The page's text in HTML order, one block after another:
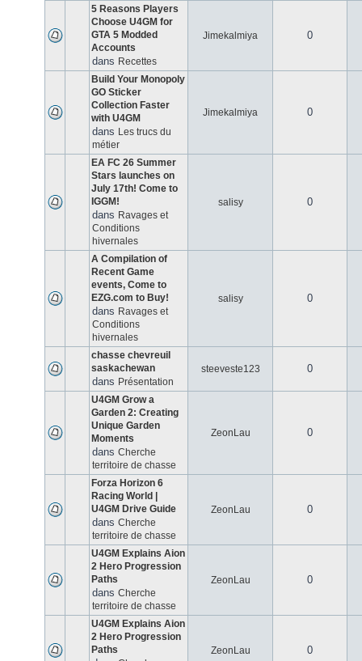
5 Reasons Players
Choose U4GM for
GTA 5 Modded
Accounts
dans Recettes
Jimekalmiya 0
Build Your Monopoly
GO Sticker
Collection Faster
with U4GM
dans Les trucs du
métier
Jimekalmiya 0
EA FC 26 Summer
Stars launches on
July 17th! Come to
IGGM!
dans Ravages et
Conditions
hivernales
salisy 0
A Compilation of
Recent Game
events, Come to
EZG.com to Buy!
dans Ravages et
Conditions
hivernales
salisy 0
chasse chevreuil
saskachewan
dans Présentation
steeveste123 0
U4GM Grow a
Garden 2: Creating
Unique Garden
Moments
dans Cherche
territoire de chasse
ZeonLau 0
Forza Horizon 6
Racing World |
U4GM Drive Guide
dans Cherche
territoire de chasse
ZeonLau 0
U4GM Explains Aion
2 Hero Progression
Paths
dans Cherche
territoire de chasse
ZeonLau 0
U4GM Explains Aion
2 Hero Progression
Paths
ZeonLau 0